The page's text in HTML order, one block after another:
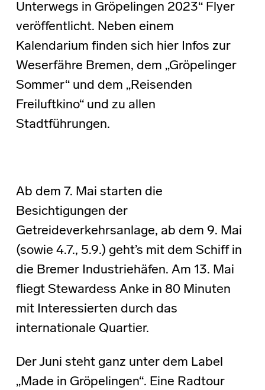
Unterwegs in Gröpelingen 2023“ Flyer
veröffentlicht. Neben einem
Kalendarium finden sich hier Infos zur
Weserfähre Bremen, dem „Gröpelinger
Sommer“ und dem „Reisenden
Freiluftkino“ und zu allen
Stadtführungen.
Ab dem 7. Mai starten die
Besichtigungen der
Getreideverkehrsanlage, ab dem 9. Mai
(sowie 4.7., 5.9.) geht’s mit dem Schiff in
die Bremer Industriehäfen. Am 13. Mai
fliegt Stewardess Anke in 80 Minuten
mit Interessierten durch das
internationale Quartier.
Der Juni steht ganz unter dem Label
„Made in Gröpelingen“. Eine Radtour